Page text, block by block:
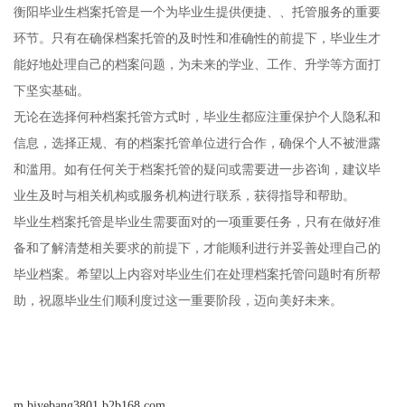
衡阳毕业生档案托管是一个为毕业生提供便捷、、托管服务的重要
环节。只有在确保档案托管的及时性和准确性的前提下，毕业生才
能好地处理自己的档案问题，为未来的学业、工作、升学等方面打
下坚实基础。
无论在选择何种档案托管方式时，毕业生都应注重保护个人隐私和
信息，选择正规、有的档案托管单位进行合作，确保个人不被泄露
和滥用。如有任何关于档案托管的疑问或需要进一步咨询，建议毕
业生及时与相关机构或服务机构进行联系，获得指导和帮助。
毕业生档案托管是毕业生需要面对的一项重要任务，只有在做好准
备和了解清楚相关要求的前提下，才能顺利进行并妥善处理自己的
毕业档案。希望以上内容对毕业生们在处理档案托管问题时有所帮
助，祝愿毕业生们顺利度过这一重要阶段，迈向美好未来。